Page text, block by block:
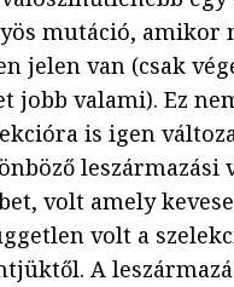
mutáció, amikor
jelen van (csak
jobb valami). Ez
is igen
leszármazási
volt amely
volt a
A